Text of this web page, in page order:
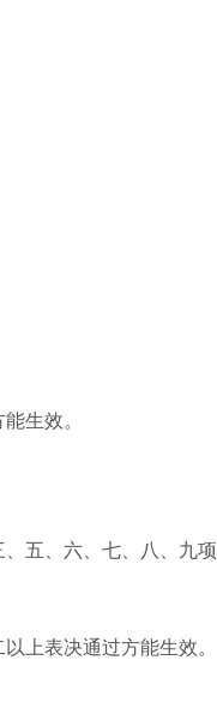
生效。
五、六、七、八、九项
表决通过方能生效。